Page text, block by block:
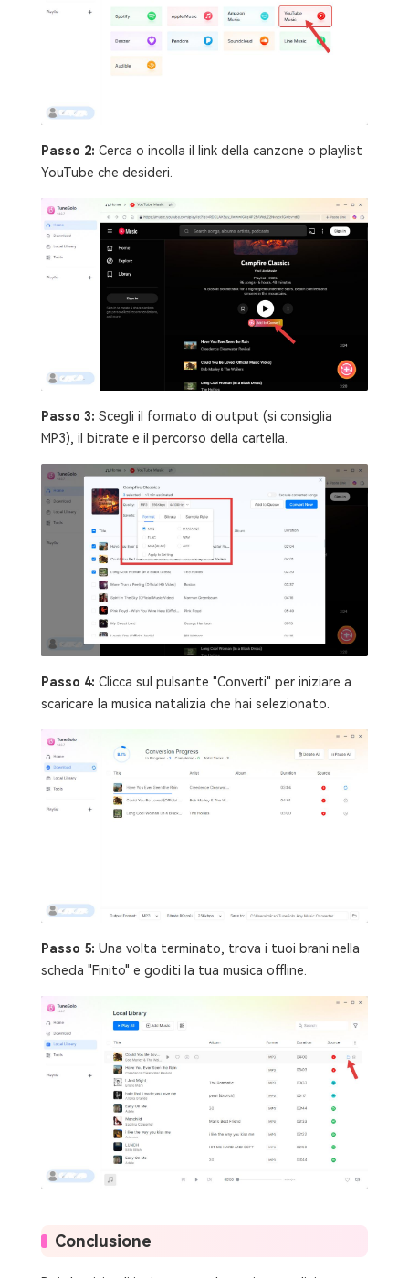
Passo 2: Cerca o incolla il link della canzone o playlist
YouTube che desideri.
Passo 3: Scegli il formato di output (si consiglia
MP3), il bitrate e il percorso della cartella.
Passo 4: Clicca sul pulsante "Converti" per iniziare a
scaricare la musica natalizia che hai selezionato.
Passo 5: Una volta terminato, trova i tuoi brani nella
scheda "Finito" e goditi la tua musica offline.
Conclusione